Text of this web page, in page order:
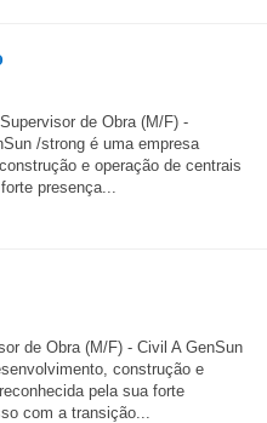
de Obra (M/F) -
/strong é uma empresa
e operação de centrais
presença...
de Obra (M/F) - Civil A GenSun
construção e
pela sua forte
com a transição...